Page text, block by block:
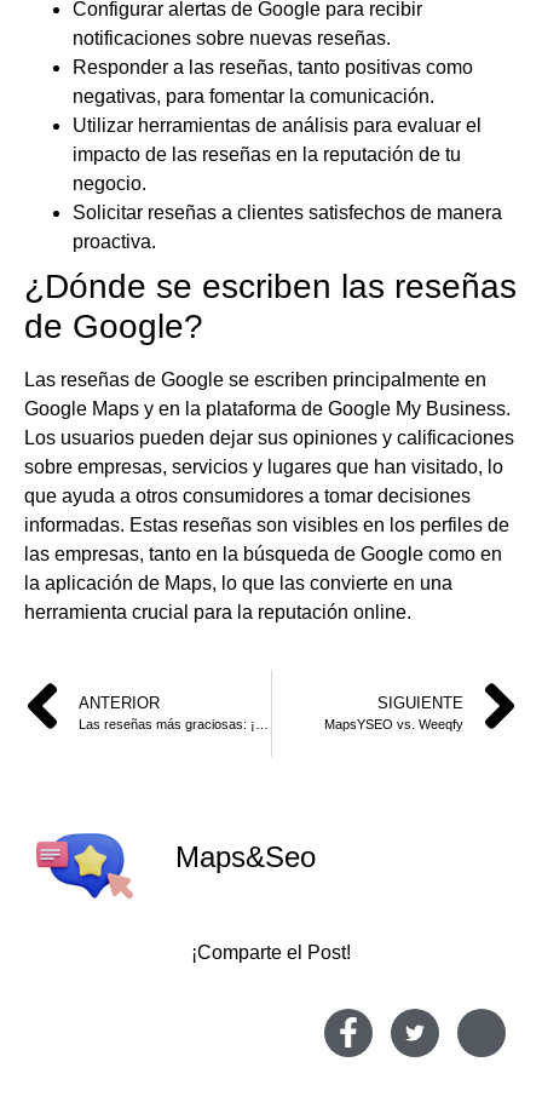
Configurar alertas de Google para recibir
notificaciones sobre nuevas reseñas.
Responder a las reseñas, tanto positivas como
negativas, para fomentar la comunicación.
Utilizar herramientas de análisis para evaluar el
impacto de las reseñas en la reputación de tu
negocio.
Solicitar reseñas a clientes satisfechos de manera
proactiva.
¿Dónde se escriben las reseñas
de Google?
Las reseñas de Google se escriben principalmente en
Google Maps y en la plataforma de Google My Business.
Los usuarios pueden dejar sus opiniones y calificaciones
sobre empresas, servicios y lugares que han visitado, lo
que ayuda a otros consumidores a tomar decisiones
informadas. Estas reseñas son visibles en los perfiles de
las empresas, tanto en la búsqueda de Google como en
la aplicación de Maps, lo que las convierte en una
herramienta crucial para la reputación online.
ANTERIOR SIGUIENTE
MapsYSEO vs. Weeqfy
Maps&Seo
¡Comparte el Post!